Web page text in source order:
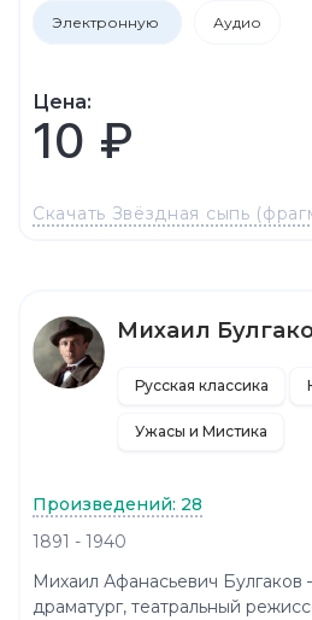
Электронную Аудио
Цена:
10 ₽
Скачать Звёздная сыпь
Михаил
Русская классика
Ужасы и Мистика
Произведений: 28
1891 - 1940
Михаил Афанасьевич Булгаков
драматург, театральный